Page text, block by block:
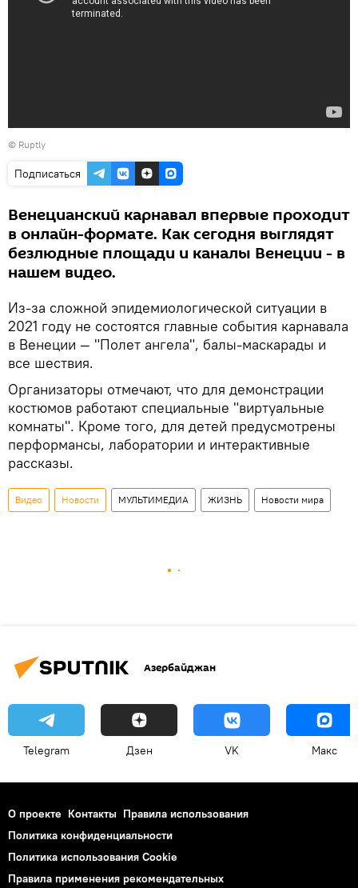
© Ruptly
Подписаться
Венецианский карнавал впервые проходит
в онлайн-формате. Как сегодня выглядят
безлюдные площади и каналы Венеции - в
нашем видео.
Из-за сложной эпидемиологической ситуации в
2021 году не состоятся главные события карнавала
в Венеции — "Полет ангела", балы-маскарады и
все шествия.
Организаторы отмечают, что для демонстрации
костюмов работают специальные "виртуальные
комнаты". Кроме того, для детей предусмотрены
перформансы, лаборатории и интерактивные
рассказы.
Видео Новости МУЛЬТИМЕДИА ЖИЗНЬ Новости мира
Азербайджан
Telegram Дзен VK Макс
О проекте Контакты Правила использования
Политика конфиденциальности
Политика использования Cookie
Правила применения рекомендательных